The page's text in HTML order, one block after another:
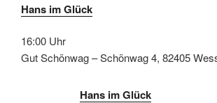
Hans im Glück
16:00 Uhr
Gut Schönwag – Schönwag 4, 82405
Hans im Glück